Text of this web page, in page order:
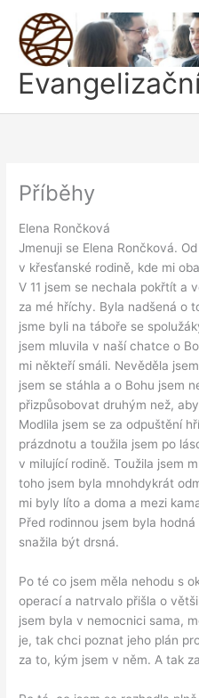
obsah
Příběhy
Elena Rončková
Jmenuji se Elena Rončková.
v křesťanské rodině, kde mi
V 11 jsem se nechala pokřtít a
za mé hříchy. Byla nadšená o
jsme byli na táboře se
jsem mluvila v naší chatce o
mi někteří smáli. Nevěděla
jsem se stáhla a o Bohu jsem
přizpůsobovat druhým než,
Modlila jsem se za odpuštění
prázdnotu a toužila jsem po
v milující rodině. Toužila jsem
toho jsem byla mnohdykrát
mi byly líto a doma a mezi
Před rodinnou jsem byla
snažila být drsná.
Po té co jsem měla nehodu s
operací a natrvalo přišla o
jsem byla v nemocnici sama,
je, tak chci poznat jeho plán
za to, kým jsem v něm. A tak